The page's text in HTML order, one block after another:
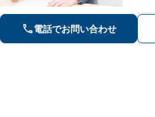
ります
所裏】
電話でお問い合わせ